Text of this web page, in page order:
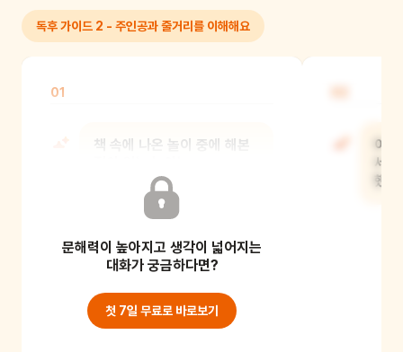
독후 가이드 2 - 주인공과 줄거리를 이해해요
01
책 속에 나온 놀이 중에 해본
무엇이었니?
문해력이 높아지고 생각이 넓어지는
대화가 궁금하다면?
첫 7일 무료로 바로보기
어
세
했